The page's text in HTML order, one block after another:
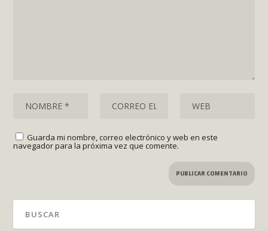
Guarda mi nombre, correo electrónico y web en este
navegador para la próxima vez que comente.